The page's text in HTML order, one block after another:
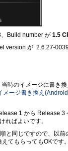
、Build number が 1.5
version が 2.6.27-
時のイメージに書き
ージ書き換え
1 から Release
ればよいです。
と同じですので、以
てもらってもOKです